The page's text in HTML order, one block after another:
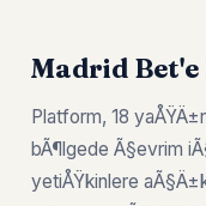
Madrid
Platform, 18
bÃ¶lgede Ã§evrim
yetiÅŸkinlere